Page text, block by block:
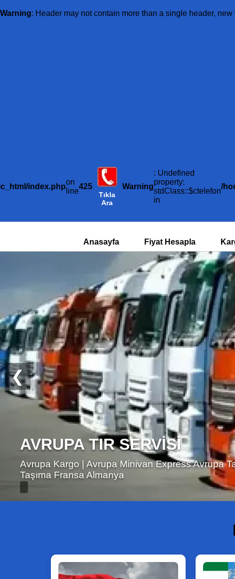
Warning: Header may not contain more than a single header,
index.php
on
line
425
Tıkla
Ara
Warning
: Undefined
property:
stdClass::$ctelefon
in
/
Anasayfa Fiyat Hesapla
YURTDIŞI KARGO
Yurtdışı Kargo Hava Kargo Almanya Amerika
Avrupa Kargo Avrupa Express Tır Minivan Servis
❮